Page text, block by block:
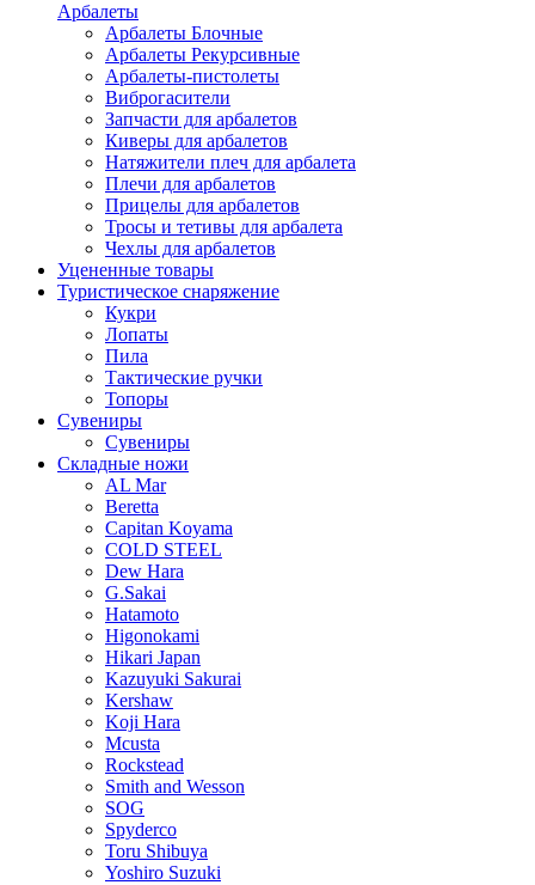
Арбалеты
Арбалеты Блочные
Арбалеты Рекурсивные
Арбалеты-пистолеты
Виброгасители
Запчасти для арбалетов
Киверы для арбалетов
Натяжители плеч для арбалета
Плечи для арбалетов
Прицелы для арбалетов
Тросы и тетивы для арбалета
Чехлы для арбалетов
Уцененные товары
Туристическое снаряжение
Кукри
Лопаты
Пила
Тактические ручки
Топоры
Сувениры
Сувениры
Складные ножи
AL Mar
Beretta
Capitan Koyama
COLD STEEL
Dew Hara
G.Sakai
Hatamoto
Higonokami
Hikari Japan
Kazuyuki Sakurai
Kershaw
Koji Hara
Mcusta
Rockstead
Smith and Wesson
SOG
Spyderco
Toru Shibuya
Yoshiro Suzuki